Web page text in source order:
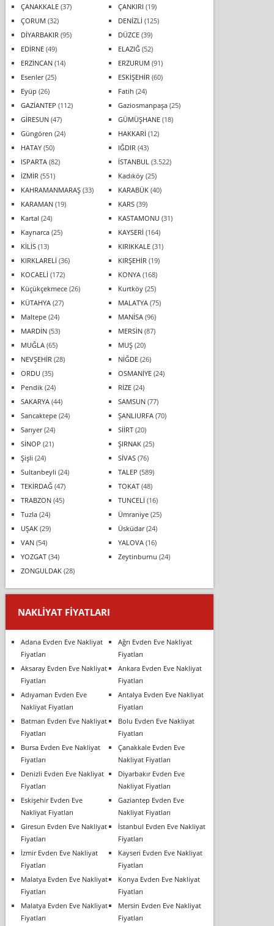
ÇANAKKALE(37) ÇANKIRI (19)
ÇORUM (32) DENİZLİ (125)
DİYARBAKIR (95) DÜZCE(39)
EDİRNE(49) ELAZIĞ(52)
ERZİNCAN(14) ERZURUM (91)
Esenler(25) ESKİŞEHİR (60)
Eyüp (26) Fatih (24)
GAZİANTEP (112) Gaziosmanpaşa(25)
GİRESUN(47) GÜMÜŞHANE(18)
Güngören (24) HAKKARİ (12)
HATAY(50) IĞDIR (43)
ISPARTA(82) İSTANBUL (3.522)
İZMİR (551) Kadıköy(25)
KAHRAMANMARAŞ(33) KARABÜK(40)
KARAMAN(19) KARS(39)
Kartal (24) KASTAMONU (31)
Kaynarca(25) KAYSERİ (164)
KİLİS(13) KIRIKKALE(31)
KIRKLARELİ (36) KIRŞEHİR (19)
KOCAELİ (172) KONYA(168)
Küçükçekmece(26) Kurtköy(25)
KÜTAHYA(27) MALATYA(75)
Maltepe(24) MANİSA(96)
MARDİN(53) MERSİN(87)
MUĞLA(65) MUŞ(20)
NEVŞEHİR (28) NİĞDE(26)
ORDU (35) OSMANİYE(24)
Pendik(24) RİZE(24)
SAKARYA(44) SAMSUN(77)
Sancaktepe(24) ŞANLIURFA(70)
Sarıyer(24) SİİRT(20)
SİNOP (21) ŞIRNAK(25)
Şişli (24) SİVAS(76)
Sultanbeyli (24) TALEP (589)
TEKİRDAĞ(47) TOKAT(48)
TRABZON(45) TUNCELİ (16)
Tuzla(24) Ümraniye(25)
UŞAK(29) Üsküdar(24)
VAN(54) YALOVA(16)
YOZGAT(34) Zeytinburnu (24)
ZONGULDAK(28)
NAKLIYAT FIYATLARI
Adana Evden Eve Nakliyat
Fiyatları
Ağrı Evden Eve Nakliyat
Fiyatları
Aksaray Evden Eve Nakliyat
Fiyatları
Ankara Evden Eve Nakliyat
Fiyatları
Adıyaman Evden Eve
Nakliyat Fiyatları
Antalya Evden Eve Nakliyat
Fiyatları
Batman Evden Eve Nakliyat
Fiyatları
Bolu Evden Eve Nakliyat
Fiyatları
Bursa Evden Eve Nakliyat
Fiyatları
Çanakkale Evden Eve
Nakliyat Fiyatları
Denizli Evden Eve Nakliyat
Fiyatları
Diyarbakır Evden Eve
Nakliyat Fiyatları
Eskişehir Evden Eve
Nakliyat Fiyatları
Gaziantep Evden Eve
Nakliyat Fiyatları
Giresun Evden Eve Nakliyat
Fiyatları
İstanbul Evden Eve Nakliyat
Fiyatları
İzmir Evden Eve Nakliyat
Fiyatları
Kayseri Evden Eve Nakliyat
Fiyatları
Malatya Evden Eve Nakliyat
Fiyatları
Konya Evden Eve Nakliyat
Fiyatları
Malatya Evden Eve Nakliyat
Fiyatları
Mersin Evden Eve Nakliyat
Fiyatları